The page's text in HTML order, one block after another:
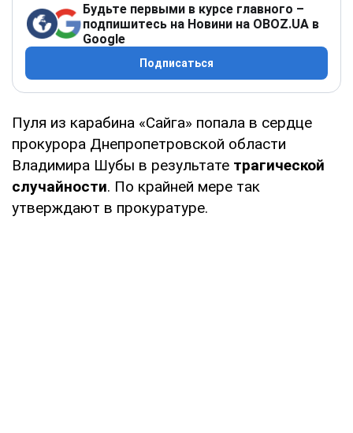
Будьте первыми в курсе главного –
подпишитесь на Новини на OBOZ.UA в
Google
Подписаться
Пуля из карабина «Сайга» попала в сердце
прокурора Днепропетровской области
Владимира Шубы в результате трагической
случайности. По крайней мере так
утверждают в прокуратуре.